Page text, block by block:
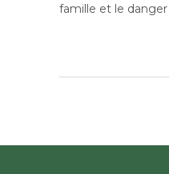
famille et le